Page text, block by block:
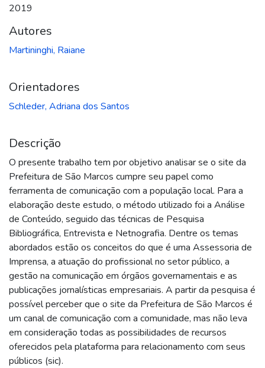
2019
Autores
Martininghi, Raiane
Orientadores
Schleder, Adriana dos Santos
Descrição
O presente trabalho tem por objetivo analisar se o site da
Prefeitura de São Marcos cumpre seu papel como
ferramenta de comunicação com a população local. Para a
elaboração deste estudo, o método utilizado foi a Análise
de Conteúdo, seguido das técnicas de Pesquisa
Bibliográfica, Entrevista e Netnografia. Dentre os temas
abordados estão os conceitos do que é uma Assessoria de
Imprensa, a atuação do profissional no setor público, a
gestão na comunicação em órgãos governamentais e as
publicações jornalísticas empresariais. A partir da pesquisa é
possível perceber que o site da Prefeitura de São Marcos é
um canal de comunicação com a comunidade, mas não leva
em consideração todas as possibilidades de recursos
oferecidos pela plataforma para relacionamento com seus
públicos (sic).